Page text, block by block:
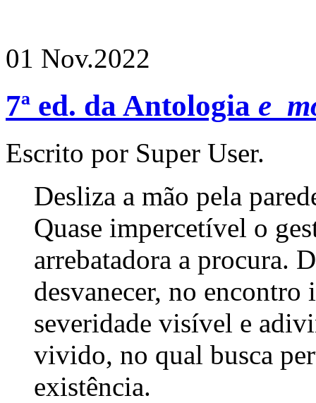
01 Nov.2022
7ª ed. da Antologia
Escrito por Super User.
Desliza a mão pela
Quase impercetível o
arrebatadora a procura.
desvanecer, no
severidade visível e
vivido, no qual busca
existência.